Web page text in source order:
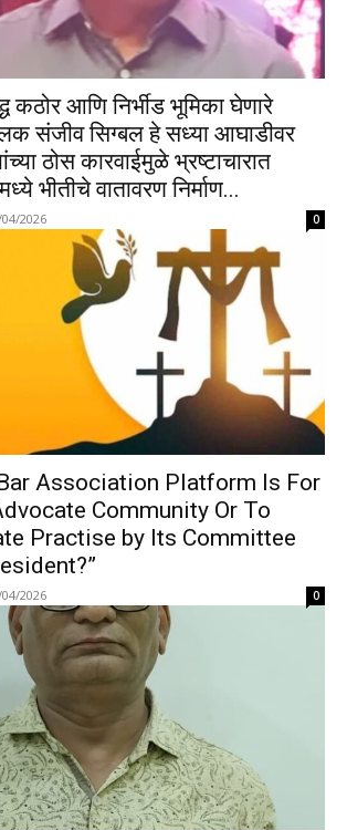
कठोर आणि निर्भीड भूमिका घेणारे
संजीव सिग्बल हे सध्या आघाडीवर
ठोस कारवाईमुळे भ्रष्टाचारात
भीतीचे वातावरण निर्माण...
2026 0
Association Platform Is For
Community Or To
Practise by Its Committee
2026 0